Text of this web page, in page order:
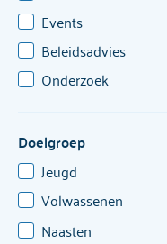
Events
Beleidsadvies
Onderzoek
Doelgroep
Jeugd
Volwassenen
Naasten